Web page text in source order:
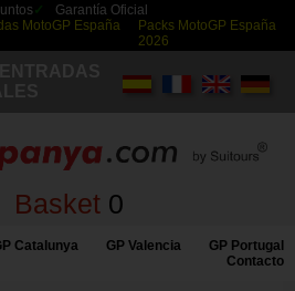
Garantía Oficial
MotoGP España
Packs MotoGP España
2026
Basket0
Catalunya GP Valencia
GP Portugal
Contacto